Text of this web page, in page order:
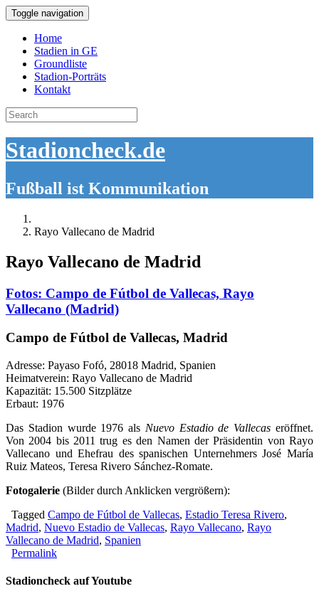
Toggle navigation
Home
Stadien in GE
Groundliste
Stadion-Porträts
Kontakt
Search
for:
Stadioncheck.de
Fußball ist Kommunikation
Rayo Vallecano de Madrid
Rayo Vallecano de Madrid
Fotos: Campo de Fútbol de Vallecas, Rayo
Vallecano (Madrid)
Campo de Fútbol de Vallecas, Madrid
Adresse: Payaso Fofó, 28018 Madrid, Spanien
Heimatverein: Rayo Vallecano de Madrid
Kapazität: 15.500 Sitzplätze
Erbaut: 1976
Das Stadion wurde 1976 als Nuevo Estadio de Vallecas eröffnet.
Von 2004 bis 2011 trug es den Namen der Präsidentin von Rayo
Vallecano und Ehefrau des spanischen Unternehmers José María
Ruiz Mateos, Teresa Rivero Sánchez-Romate.
Fotogalerie (Bilder durch Anklicken vergrößern):
Tagged Campo de Fútbol de Vallecas, Estadio Teresa Rivero,
Madrid, Nuevo Estadio de Vallecas, Rayo Vallecano, Rayo
Vallecano de Madrid, Spanien
Permalink
Stadioncheck auf Youtube